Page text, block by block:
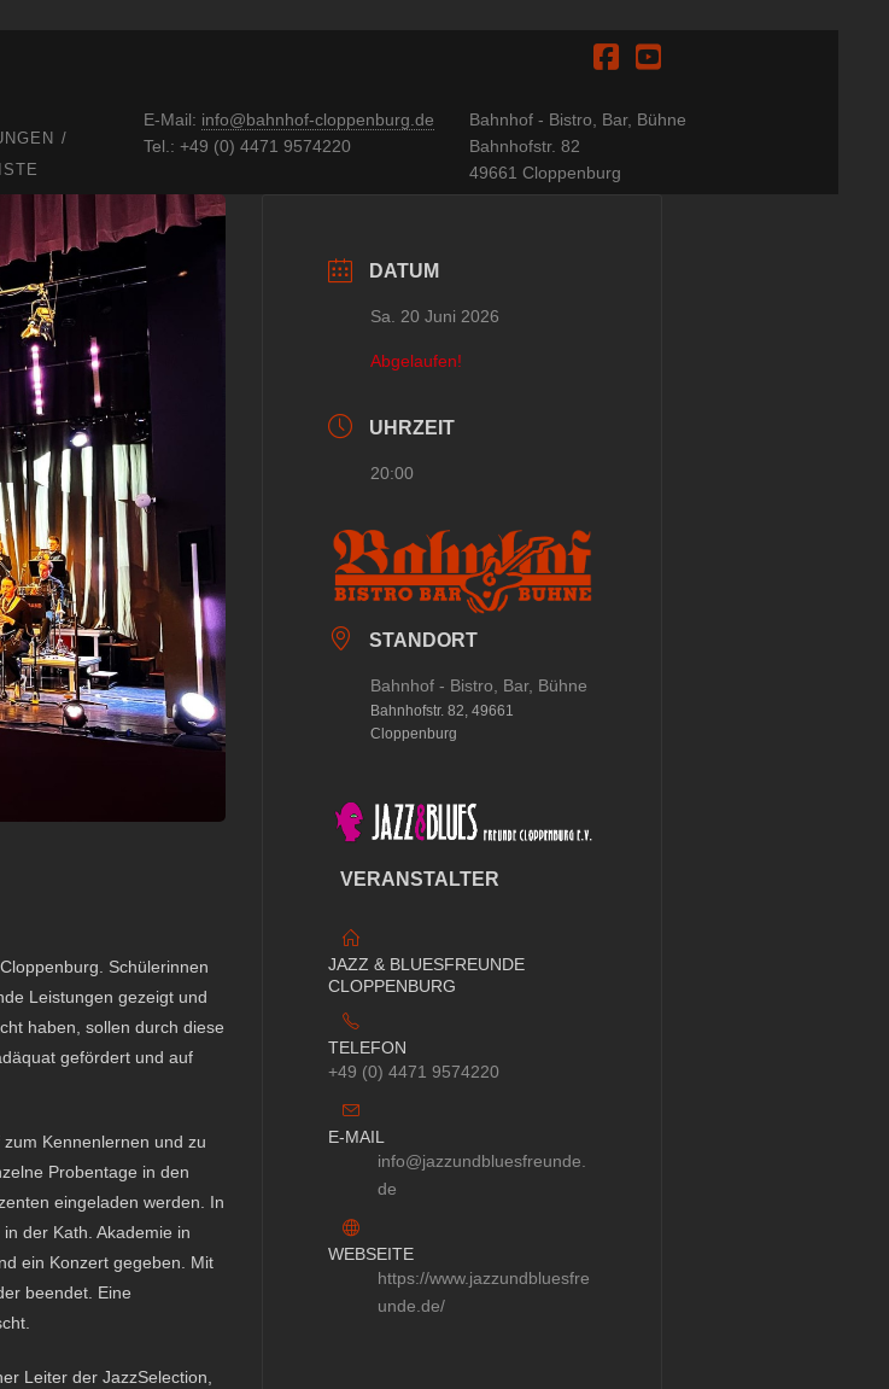
E-Mail: info@bahnhof-cloppenburg.de
Tel.: +49 (0) 4471 9574220
Bahnhof - Bistro, Bar, Bühne
Bahnhofstr. 82
49661 Cloppenburg
/
Schülerinnen
Leistungen gezeigt und
haben, sollen durch diese
gefördert und auf
Kennenlernen und zu
Probentage in den
eingeladen werden. In
der Kath. Akademie in
ein Konzert gegeben. Mit
beendet. Eine
Leiter der JazzSelection,
DATUM
Sa. 20 Juni 2026
Abgelaufen!
UHRZEIT
20:00
STANDORT
Bahnhof - Bistro, Bar, Bühne
Bahnhofstr. 82, 49661
Cloppenburg
VERANSTALTER
JAZZ & BLUESFREUNDE
CLOPPENBURG
TELEFON
+49 (0) 4471 9574220
E-MAIL
info@jazzundbluesfreunde.
de
WEBSEITE
https://www.jazzundbluesfre
unde.de/